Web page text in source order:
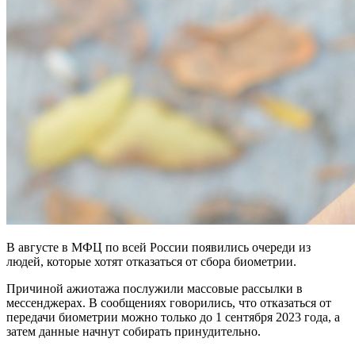
В августе в МФЦ по всей России появились очереди из
людей, которые хотят отказаться от сбора биометрии.
Причиной ажиотажа послужили массовые рассылки в
мессенджерах. В сообщениях говорились, что отказаться от
передачи биометрии можно только до 1 сентября 2023 года, а
затем данные начнут собирать принудительно.